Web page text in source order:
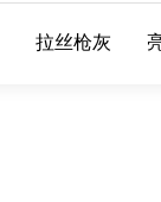
拉丝枪灰